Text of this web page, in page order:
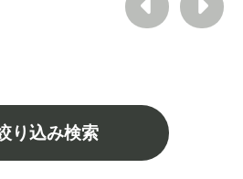
の方にエントリーいただ
をお待ちしております。
り込み検索